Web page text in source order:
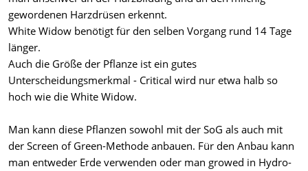
gewordenen Harzdrüsen erkennt.
White Widow benötigt für den selben Vorgang rund 14 Tage
länger.
Auch die Größe der Pflanze ist ein gutes
Unterscheidungsmerkmal - Critical wird nur etwa halb so
hoch wie die White Widow.
Man kann diese Pflanzen sowohl mit der SoG als auch mit
der Screen of Green-Methode anbauen. Für den Anbau kann
man entweder Erde verwenden oder man growed in Hydro-